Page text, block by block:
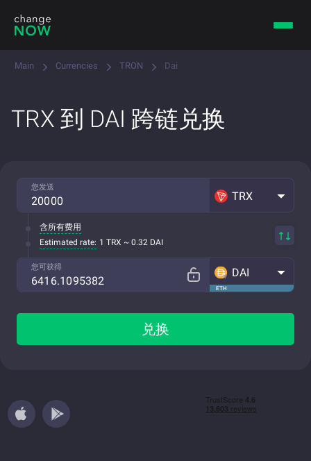
Main Currencies TRON Dai
TRX 到 DAI 跨链兑换
您发送
TRX
含所有费用
Estimated rate: 1 TRX ~ 0.32 DAI
您可获得
ETH
DAI
兑换